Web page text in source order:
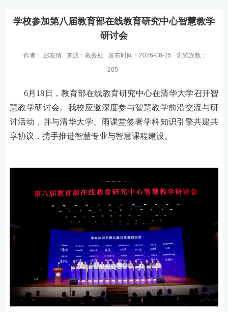
学校参加第八届教育部在线教育研究中心智慧教学
研讨会
作者： 彭友倩 来源：教务处 发布时间：2026-06-25
浏览次数：
205
6月18日，教育部在线教育研究中心在清华大学召开智
慧教学研讨会。我校应邀深度参与智慧教学前沿交流与研
讨活动，并与清华大学、雨课堂签署学科知识引擎共建共
享协议，携手推进智慧专业与智慧课程建设。